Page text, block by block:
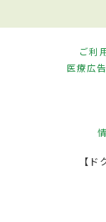
ご利
医療広
【